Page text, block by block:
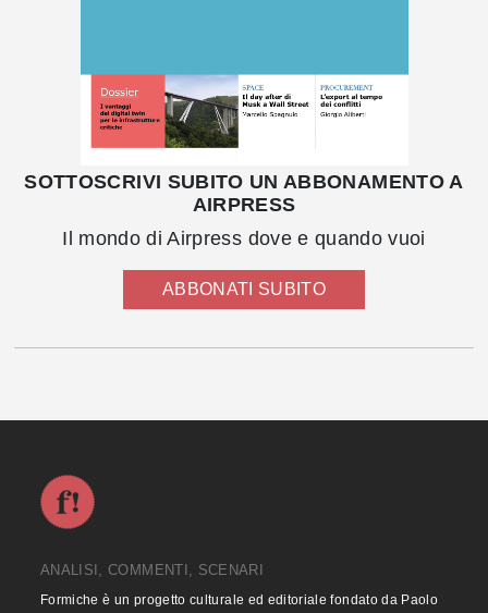
SOTTOSCRIVI SUBITO UN ABBONAMENTO A
AIRPRESS
Il mondo di Airpress dove e quando vuoi
ABBONATI SUBITO
ANALISI, COMMENTI, SCENARI
Formiche è un progetto culturale ed editoriale fondato da Paolo